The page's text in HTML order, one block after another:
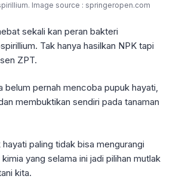
Image source : springeropen.com
sekali kan peran bakteri
Tak hanya hasilkan NPK tapi
ZPT.
belum pernah mencoba pupuk hayati,
membuktikan sendiri pada tanaman
paling tidak bisa mengurangi
yang selama ini jadi pilihan mutlak
kita.